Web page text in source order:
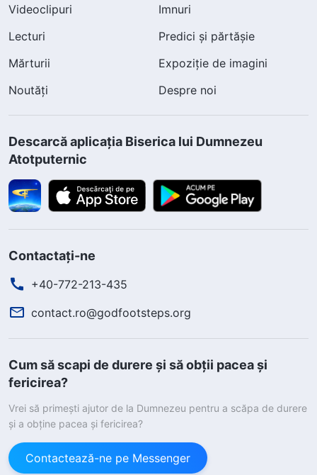
Videoclipuri
Imnuri
Lecturi
Predici și părtășie
Mărturii
Expoziție de imagini
Noutăți
Despre noi
Descarcă aplicația Biserica lui Dumnezeu
Atotputernic
Contactați-ne
+40-772-213-435
contact.ro@godfootsteps.org
Cum să scapi de durere și să obții pacea și
fericirea?
Vrei să primești ajutor de la Dumnezeu pentru a scăpa de durere
și a obține pacea și fericirea?
Contactează-ne pe Messenger